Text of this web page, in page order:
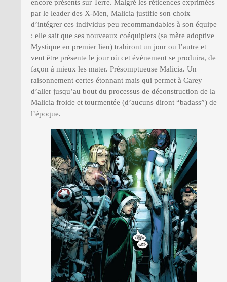
encore présents sur Terre. Malgré les réticences exprimées
par le leader des X-Men, Malicia justifie son choix
d’intégrer ces individus peu recommandables à son équipe
: elle sait que ses nouveaux coéquipiers (sa mère adoptive
Mystique en premier lieu) trahiront un jour ou l’autre et
veut être présente le jour où cet événement se produira, de
façon à mieux les mater. Présomptueuse Malicia. Un
raisonnement certes étonnant mais qui permet à Carey
d’aller jusqu’au bout du processus de déconstruction de la
Malicia froide et tourmentée (d’aucuns diront “badass”) de
l’époque.